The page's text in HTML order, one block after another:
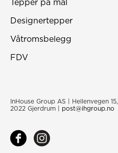
Tepper på mål
Designertepper
Våtromsbelegg
FDV
InHouse Group AS | Hellenvegen 15,
2022 Gjerdrum | post@ihgroup.no